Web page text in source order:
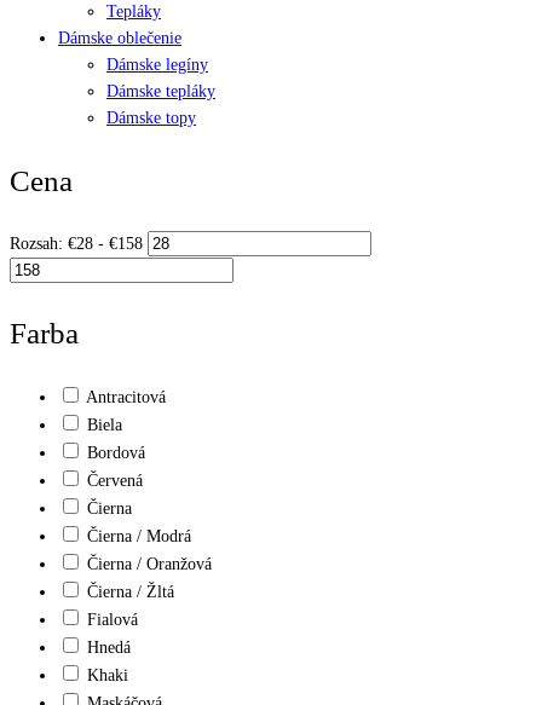
Tepláky
Dámske oblečenie
Dámske legíny
Dámske tepláky
Dámske topy
Cena
Rozsah: €28 - €158
Farba
Antracitová
Biela
Bordová
Červená
Čierna
Čierna / Modrá
Čierna / Oranžová
Čierna / Žltá
Fialová
Hnedá
Khaki